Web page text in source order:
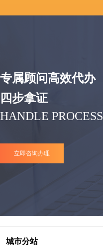
专属顾问高效代办
四步拿证
HANDLE PROCESS
立即咨询办理
城市分站